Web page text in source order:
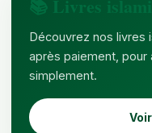
📚 Livres
Découvrez nos livres
après paiement, pour
simplement.